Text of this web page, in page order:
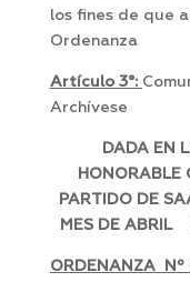
los fines de que
Ordenanza
Artículo 3°:
Archívese
DADA EN
HONORABLE
PARTIDO DE
MES DE ABRIL
ORDENANZA Nº